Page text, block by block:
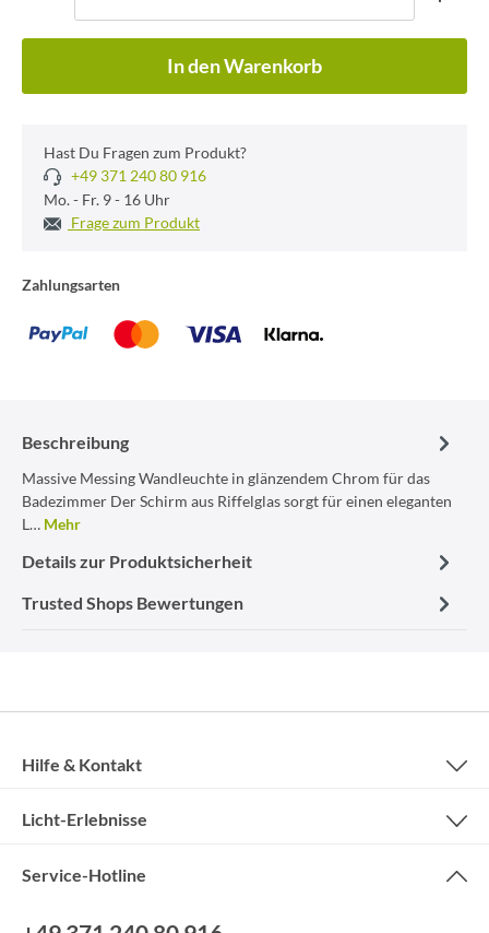
In den Warenkorb
Hast Du Fragen zum Produkt?
+49 371 240 80 916
Mo. - Fr. 9 - 16 Uhr
Frage zum Produkt
Zahlungsarten
Beschreibung
Massive Messing Wandleuchte in glänzendem Chrom für das
Badezimmer Der Schirm aus Riffelglas sorgt für einen eleganten
L… Mehr
Details zur Produktsicherheit
Trusted Shops Bewertungen
Service-Hotline
Hilfe & Kontakt
Licht-Erlebnisse